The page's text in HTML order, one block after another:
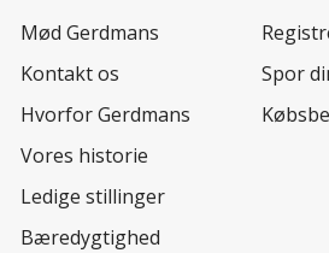
Mød Gerdmans
Kontakt os
Hvorfor Gerdmans
Vores historie
Ledige stillinger
Bæredygtighed
Spor